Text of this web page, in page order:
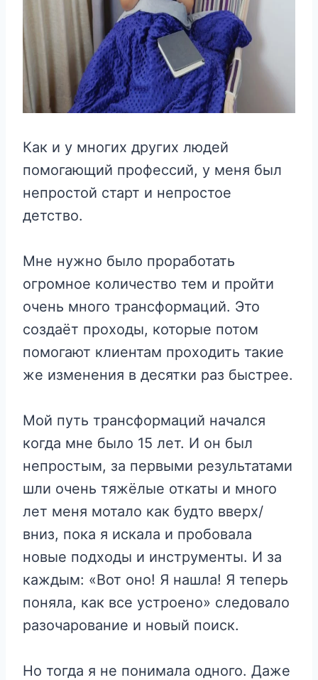
Как и у многих других людей
помогающий профессий, у меня был
непростой старт и непростое
детство.
Мне нужно было проработать
огромное количество тем и пройти
очень много трансформаций. Это
создаёт проходы, которые потом
помогают клиентам проходить такие
же изменения в десятки раз быстрее.
Мой путь трансформаций начался
когда мне было 15 лет. И он был
непростым, за первыми результатами
шли очень тяжёлые откаты и много
лет меня мотало как будто вверх/
вниз, пока я искала и пробовала
новые подходы и инструменты. И за
каждым: «Вот оно! Я нашла! Я теперь
поняла, как все устроено» следовало
разочарование и новый поиск.
Но тогда я не понимала одного. Даже